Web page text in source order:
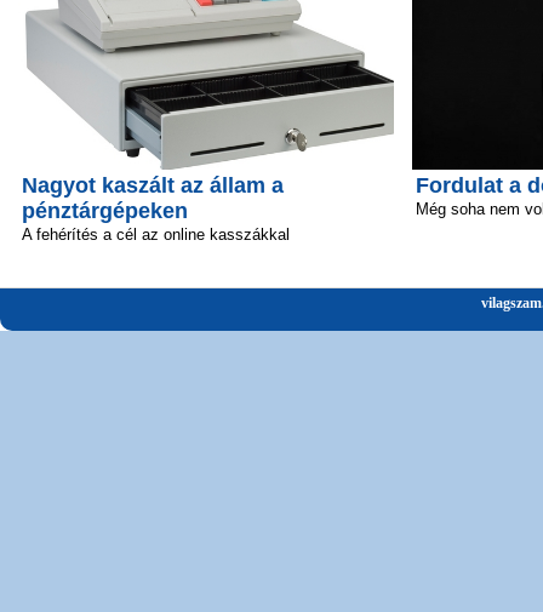
Nagyot kaszált az állam a
pénztárgépeken
A fehérítés a cél az online kasszákkal
Fordulat a
Még soha nem